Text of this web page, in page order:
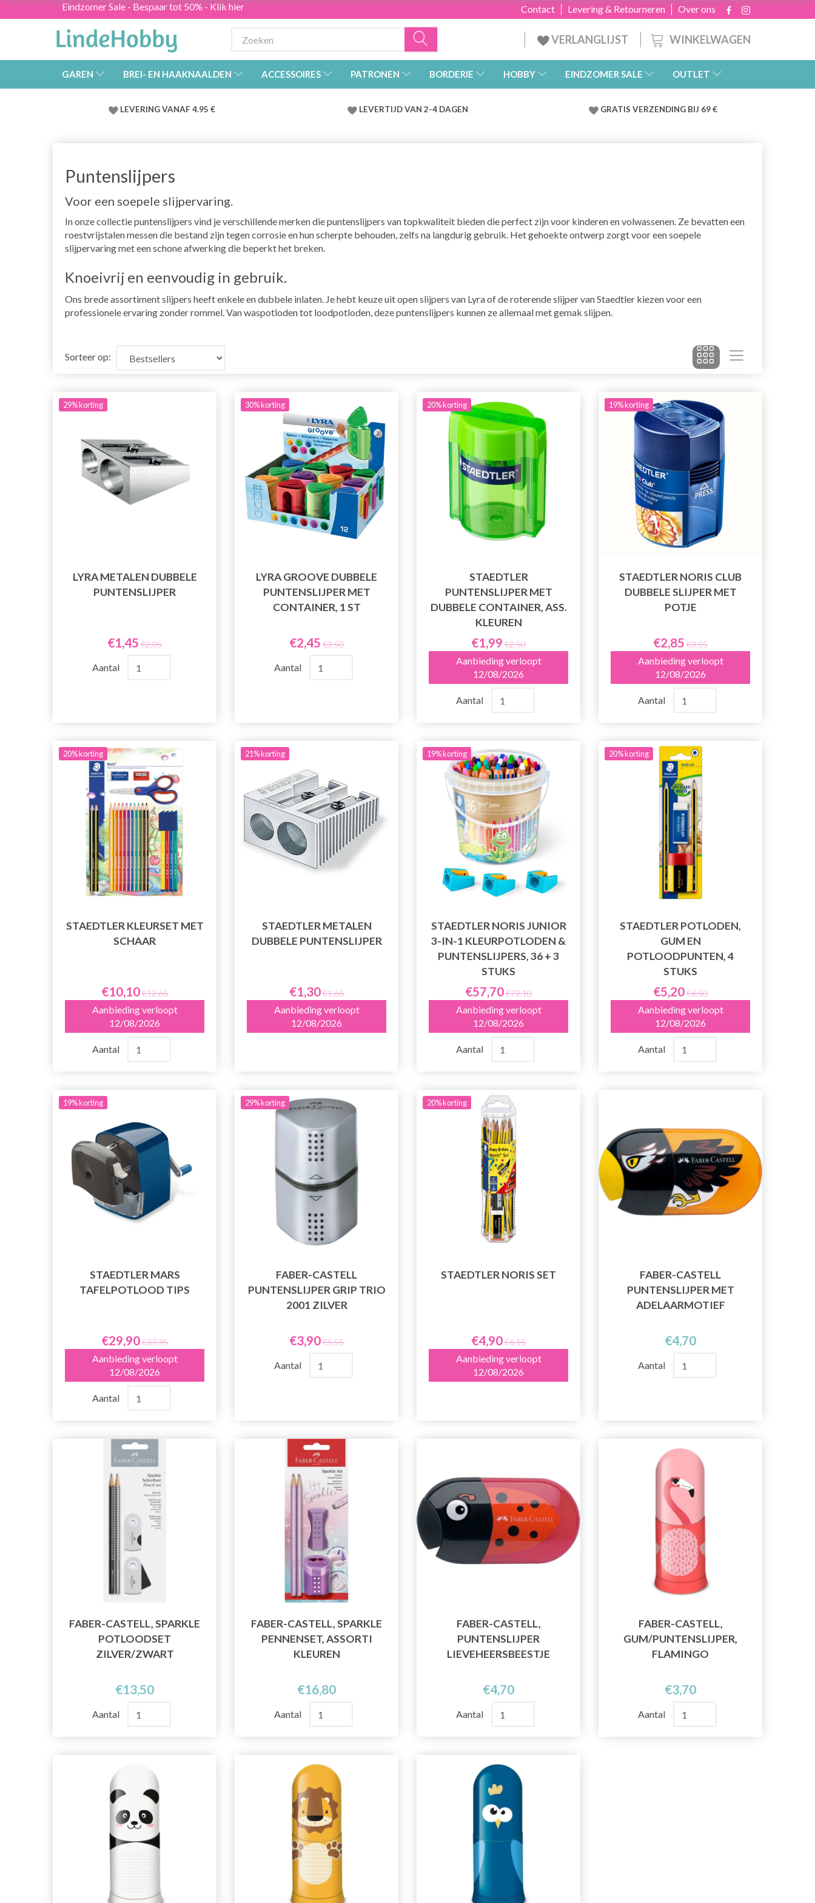
Eindzomer Sale - Bespaar tot 50% - Klik hier Over ons
Levering & Retourneren
Contact
WINKELWAGEN
VERLANGLIJST
GAREN BREI- EN HAAKNAALDEN ACCESSOIRES PATRONEN BORDERIE HOBBY EINDZOMER SALE OUTLET
LEVERING VANAF 4.95 € LEVERTIJD VAN 2-4 DAGEN GRATIS VERZENDING BIJ 69 €
Puntenslijpers
Voor een soepele slijpervaring.
In onze collectie puntenslijpers vind je verschillende merken die puntenslijpers van topkwaliteit bieden die perfect zijn voor kinderen en volwassenen. Ze bevatten een
roestvrijstalen messen die bestand zijn tegen corrosie en hun scherpte behouden, zelfs na langdurig gebruik. Het gehoekte ontwerp zorgt voor een soepele
slijpervaring met een schone afwerking die beperkt het breken.
Knoeivrij en eenvoudig in gebruik.
Ons brede assortiment slijpers heeft enkele en dubbele inlaten. Je hebt keuze uit open slijpers van Lyra of de roterende slijper van Staedtler kiezen voor een
professionele ervaring zonder rommel. Van waspotloden tot loodpotloden, deze puntenslijpers kunnen ze allemaal met gemak slijpen.
Sorteer op:
29% korting
LYRA METALEN DUBBELE
PUNTENSLIJPER
€1,45 €2,05
Aantal
30% korting
LYRA GROOVE DUBBELE
PUNTENSLIJPER MET
CONTAINER, 1 ST
€2,45 €3,50
Aantal
20% korting
STAEDTLER
PUNTENSLIJPER MET
DUBBELE CONTAINER, ASS.
KLEUREN
€1,99 €2,50
Aanbieding verloopt
12/08/2026
Aantal
19% korting
STAEDTLER NORIS CLUB
DUBBELE SLIJPER MET
POTJE
€2,85 €3,55
Aanbieding verloopt
12/08/2026
Aantal
20% korting
STAEDTLER KLEURSET MET
SCHAAR
€10,10€12,65
Aanbieding verloopt
12/08/2026
Aantal
21% korting
STAEDTLER METALEN
DUBBELE PUNTENSLIJPER
€1,30€1,65
Aanbieding verloopt
12/08/2026
19% korting
STAEDTLER NORIS JUNIOR
3-IN-1 KLEURPOTLODEN &
PUNTENSLIJPERS, 36 + 3
STUKS
€57,70€72,10
Aanbieding verloopt
12/08/2026
Aantal
20% korting
STAEDTLER POTLODEN,
GUM EN
POTLOODPUNTEN, 4
STUKS
€5,20€6,50
Aanbieding verloopt
12/08/2026
Aantal
19% korting
STAEDTLER MARS
TAFELPOTLOOD TIPS
€29,90€37,35
Aanbieding verloopt
12/08/2026
Aantal
29% korting
FABER-CASTELL
PUNTENSLIJPER GRIP TRIO
2001 ZILVER
€3,90€5,55
Aantal
20% korting
STAEDTLER NORIS SET
€4,90€6,15
Aanbieding verloopt
12/08/2026
FABER-CASTELL
PUNTENSLIJPER MET
ADELAARMOTIEF
€4,70
Aantal
FABER-CASTELL, SPARKLE
POTLOODSET
ZILVER/ZWART
€13,50
Aantal
FABER-CASTELL, SPARKLE
PENNENSET, ASSORTI
KLEUREN
€16,80
Aantal
FABER-CASTELL,
PUNTENSLIJPER
LIEVEHEERSBEESTJE
€4,70
Aantal
FABER-CASTELL,
GUM/PUNTENSLIJPER,
FLAMINGO
€3,70
Aantal